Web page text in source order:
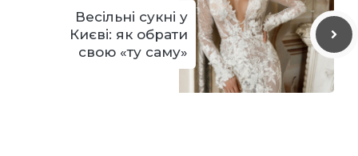
Весільні сукні у
Києві: як обрати
свою «ту саму»